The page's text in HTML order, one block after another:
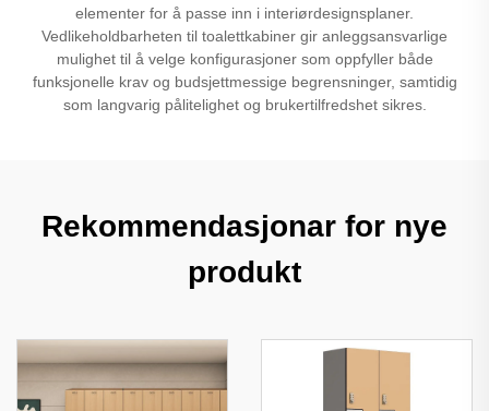
elementer for å passe inn i interiørdesignsplaner.
Vedlikeholdbarheten til toalettkabiner gir anleggsansvarlige
mulighet til å velge konfigurasjoner som oppfyller både
funksjonelle krav og budsjettmessige begrensninger, samtidig
som langvarig pålitelighet og brukertilfredshet sikres.
Rekommendasjonar for nye
produkt